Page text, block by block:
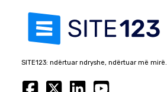
SITE123: ndërtuar ndryshe, ndërtuar më mirë.